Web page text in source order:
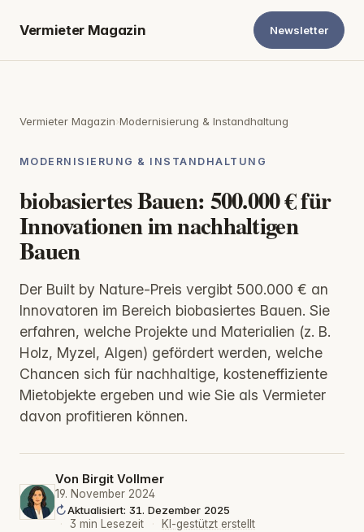
Vermieter Magazin Newsletter
Vermieter Magazin›Modernisierung & Instandhaltung
MODERNISIERUNG & INSTANDHALTUNG
biobasiertes Bauen: 500.000 € für
Innovationen im nachhaltigen
Bauen
Der Built by Nature-Preis vergibt 500.000 € an
Innovatoren im Bereich biobasiertes Bauen. Sie
erfahren, welche Projekte und Materialien (z. B.
Holz, Myzel, Algen) gefördert werden, welche
Chancen sich für nachhaltige, kosteneffiziente
Mietobjekte ergeben und wie Sie als Vermieter
davon profitieren können.
Von Birgit Vollmer
19. November 2024
Aktualisiert: 31. Dezember 2025
·
3 min Lesezeit · KI-gestützt erstellt